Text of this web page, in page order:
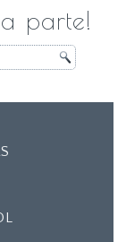
parte!